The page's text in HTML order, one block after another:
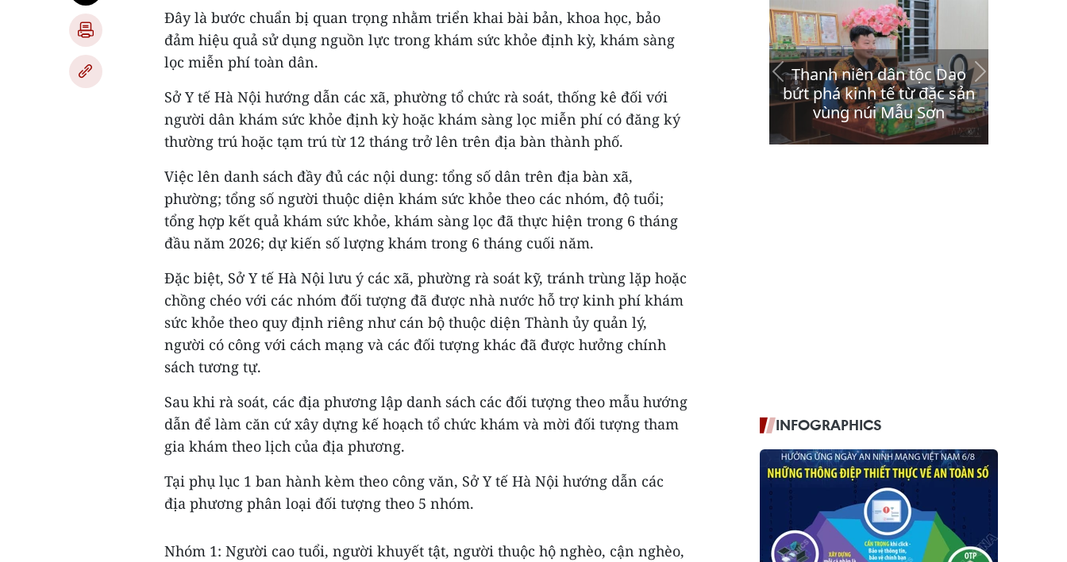
Đây là bước chuẩn bị quan trọng nhằm triển khai bài bản, khoa học, bảo
đảm hiệu quả sử dụng nguồn lực trong khám sức khỏe định kỳ, khám sàng
lọc miễn phí toàn dân.
Sở Y tế Hà Nội hướng dẫn các xã, phường tổ chức rà soát, thống kê đối với
người dân khám sức khỏe định kỳ hoặc khám sàng lọc miễn phí có đăng ký
thường trú hoặc tạm trú từ 12 tháng trở lên trên địa bàn thành phố.
Việc lên danh sách đầy đủ các nội dung: tổng số dân trên địa bàn xã,
phường; tổng số người thuộc diện khám sức khỏe theo các nhóm, độ tuổi;
tổng hợp kết quả khám sức khỏe, khám sàng lọc đã thực hiện trong 6 tháng
đầu năm 2026; dự kiến số lượng khám trong 6 tháng cuối năm.
Đặc biệt, Sở Y tế Hà Nội lưu ý các xã, phường rà soát kỹ, tránh trùng lặp hoặc
chồng chéo với các nhóm đối tượng đã được nhà nước hỗ trợ kinh phí khám
sức khỏe theo quy định riêng như cán bộ thuộc diện Thành ủy quản lý,
người có công với cách mạng và các đối tượng khác đã được hưởng chính
sách tương tự.
Sau khi rà soát, các địa phương lập danh sách các đối tượng theo mẫu hướng
dẫn để làm căn cứ xây dựng kế hoạch tổ chức khám và mời đối tượng tham
gia khám theo lịch của địa phương.
Tại phụ lục 1 ban hành kèm theo công văn, Sở Y tế Hà Nội hướng dẫn các
địa phương phân loại đối tượng theo 5 nhóm.
Nhóm 1: Người cao tuổi, người khuyết tật, người thuộc hộ nghèo, cận nghèo,
INFOGRAPHICS